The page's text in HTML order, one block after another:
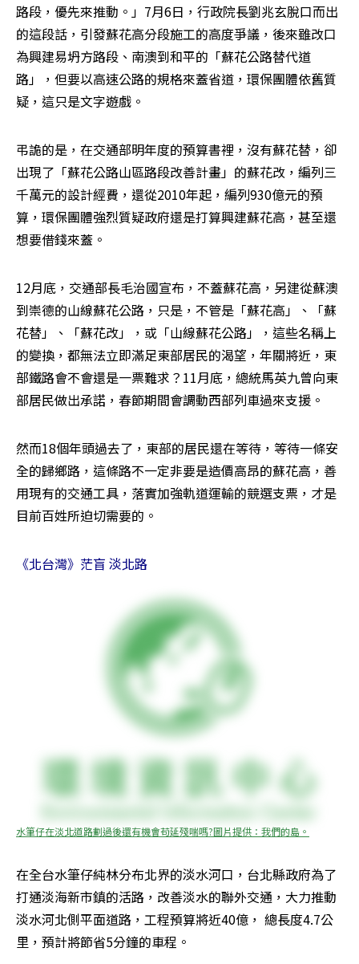
路段，優先來推動。」7月6日，行政院長劉兆玄脫口而出
的這段話，引發蘇花高分段施工的高度爭議，後來雖改口
為興建易坍方路段、南澳到和平的「蘇花公路替代道
路」，但要以高速公路的規格來蓋省道，環保團體依舊質
疑，這只是文字遊戲。
弔詭的是，在交通部明年度的預算書裡，沒有蘇花替，卻
出現了「蘇花公路山區路段改善計畫」的蘇花改，編列三
千萬元的設計經費，還從2010年起，編列930億元的預
算，環保團體強烈質疑政府還是打算興建蘇花高，甚至還
想要借錢來蓋。
12月底，交通部長毛治國宣布，不蓋蘇花高，另建從蘇澳
到崇德的山線蘇花公路，只是，不管是「蘇花高」、「蘇
花替」、「蘇花改」，或「山線蘇花公路」，這些名稱上
的變換，都無法立即滿足東部居民的渴望，年關將近，東
部鐵路會不會還是一票難求？11月底，總統馬英九曾向東
部居民做出承諾，春節期間會調動西部列車過來支援。
然而18個年頭過去了，東部的居民還在等待，等待一條安
全的歸鄉路，這條路不一定非要是造價高昂的蘇花高，善
用現有的交通工具，落實加強軌道運輸的競選支票，才是
目前百姓所迫切需要的。
《北台灣》茫盲 淡北路
水筆仔在淡北道路劃過後還有機會苟延殘喘嗎?圖片提供：我們的島。
在全台水筆仔純林分布北界的淡水河口，台北縣政府為了
打通淡海新市鎮的活路，改善淡水的聯外交通，大力推動
淡水河北側平面道路，工程預算將近40億， 總長度4.7公
里，預計將節省5分鐘的車程。